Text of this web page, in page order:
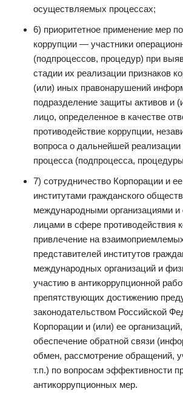
осуществляемых процессах;
6) приоритетное применение мер
коррупции — участники
(подпроцессов, процедур) при
стадии их реализации признаков
(или) иных правонарушений
подразделение защиты активов и
лицо, определенное в качестве
противодействие коррупции,
вопроса о дальнейшей
процесса (подпроцесса,
7) сотрудничество Корпорации и
институтами гражданского
международными организациями
лицами в сфере противодействия
привлечение на
представителей институтов
международных организаций и
участию в антикоррупционной
препятствующих достижению
законодательством Российской
Корпорации и (или) ее
обеспечение обратной связи
обмен, рассмотрение обращений,
т.п.) по вопросам эффективности
антикоррупционных мер.